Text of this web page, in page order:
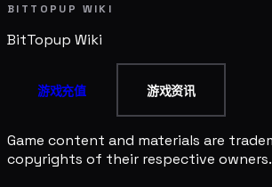
BITTOPUP WIKI
BitTopup Wiki
游戏充值 游戏资讯
Game content and materials are
copyrights of their respective owners.